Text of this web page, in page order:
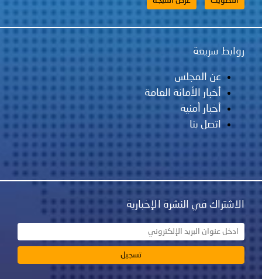
روابط سريعة
عن المجلس
أخبار الأمانة العامة
أخبار أمنية
اتصل بنا
الاشتراك في النشرة الإخبارية